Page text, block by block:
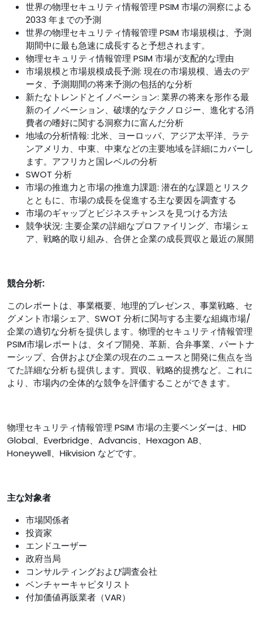
世界の物理セキュリティ情報管理 PSIM 市場の洞察による
2033 年までの予測
世界の物理セキュリティ情報管理 PSIM 市場規模は、予測
期間中に最も急速に成長すると予想されます。
物理セキュリティ情報管理 PSIM 市場が支配的な理由
市場規模と市場規模成長予測: 現在の市場規模、過去のデ
ータ、予測期間の将来予測の包括的な分析
新たなトレンドとイノベーション: 業界の将来を形作る最
新のイノベーション、破壊的なテクノロジー、進化する消
費者の嗜好に関する洞察力に富んだ分析
地域の分析情報: 北米、ヨーロッパ、アジア太平洋、ラテ
ンアメリカ、中東、中東などの主要地域を詳細にカバーし
ます。アフリカと国レベルの分析
SWOT 分析
市場の推進力と市場の推進力課題: 潜在的な課題とリスク
とともに、市場の成長を促進する主な要因を調査する
市場のギャップとビジネスチャンスを見つける方法
競争状況: 主要企業の詳細なプロファイリング、市場シェ
ア、戦略的取り組み、合併と企業の成長買収と最近の展開
競合分析:
このレポートは、事業概要、地理的プレゼンス、事業戦略、セ
グメント市場シェア、SWOT 分析に関与する主要な組織市場/
企業の適切な分析を提供します。物理的セキュリティ情報管理
PSIM市場レポートは、タイプ開発、革新、合弁事業、パートナ
ーシップ、合併および企業の現在のニュースと開発に焦点を当
てた詳細な分析も提供します。買収、戦略的提携など。これに
より、市場内の全体的な競争を評価することができます。
物理セキュリティ情報管理 PSIM 市場の主要ベンダーは、HID
Global、Everbridge、Advancis、Hexagon AB、
Honeywell、Hikvision などです。
主な対象者
市場関係者
投資家
エンドユーザー
政府当局
コンサルティングおよび調査会社
ベンチャーキャピタリスト
付加価値再販業者（VAR）